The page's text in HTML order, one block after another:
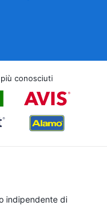
conosciuti
indipendente di